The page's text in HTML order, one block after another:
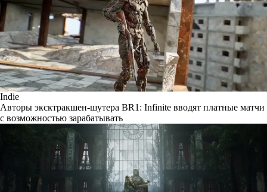
Indie
Авторы эксктракшен-шутера BR1: Infinite вводят платные матчи
с возможностью зарабатывать